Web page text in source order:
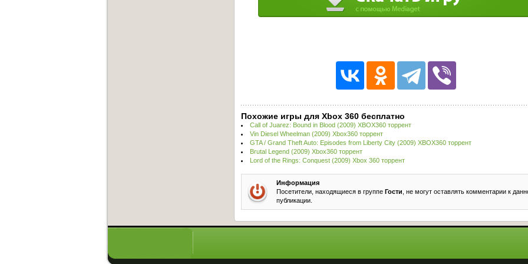
Похожие игры для Xbox 360 бесплатно
Call of Juarez: Bound in Blood (2009) XBOX360 торрент
Vin Diesel Wheelman (2009) Xbox360 торрент
GTA / Grand Theft Auto: Episodes from Liberty City (2009) XBOX360 торрент
Brutal Legend (2009) Xbox360 торрент
Lord of the Rings: Conquest (2009) Xbox 360 торрент
Информация
Посетители, находящиеся в группе Гости , не могут оставлять комментарии к
публикации.